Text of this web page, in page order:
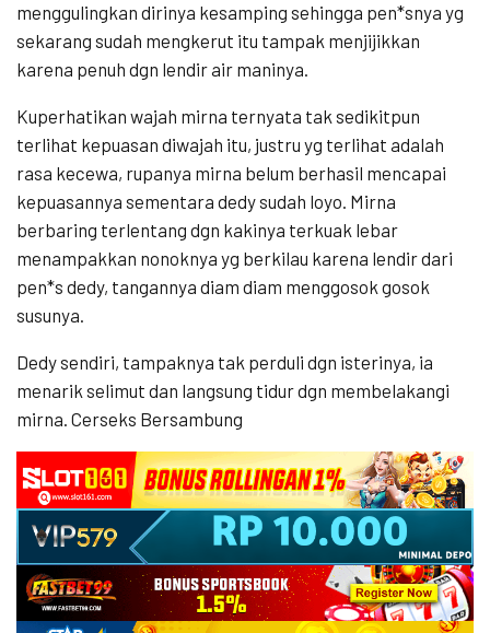
menggulingkan dirinya kesamping sehingga pen*snya yg
sekarang sudah mengkerut itu tampak menjijikkan
karena penuh dgn lendir air maninya.
Kuperhatikan wajah mirna ternyata tak sedikitpun
terlihat kepuasan diwajah itu, justru yg terlihat adalah
rasa kecewa, rupanya mirna belum berhasil mencapai
kepuasannya sementara dedy sudah loyo. Mirna
berbaring terlentang dgn kakinya terkuak lebar
menampakkan nonoknya yg berkilau karena lendir dari
pen*s dedy, tangannya diam diam menggosok gosok
susunya.
Dedy sendiri, tampaknya tak perduli dgn isterinya, ia
menarik selimut dan langsung tidur dgn membelakangi
mirna. Cerseks Bersambung